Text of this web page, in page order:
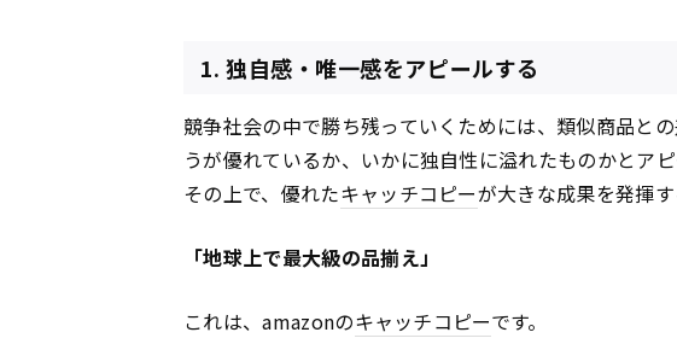
1. 独自感・唯一感をアピールする
競争社会の中で勝ち残っていくためには、類似商品と
うが優れているか、いかに独自性に溢れたものかとア
その上で、優れたキャッチコピーが大きな成果を発揮す
「地球上で最大級の品揃え」
これは、amazonのキャッチコピーです。